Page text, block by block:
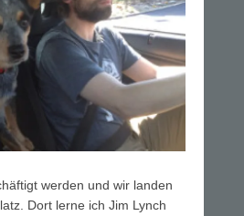
werden und wir landen
Dort lerne ich Jim Lynch